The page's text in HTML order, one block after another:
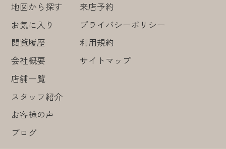
地図から探す
お気に入り
閲覧履歴
会社概要
店舗一覧
スタッフ紹介
お客様の声
ブログ
来店予約
プライバシーポリシー
利用規約
サイトマップ